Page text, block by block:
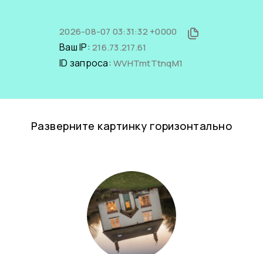
2026-08-07 03:31:32 +0000
Ваш IP: 216.73.217.61
ID запроса: WVHTmtTtnqM1
Разверните картинку горизонтально